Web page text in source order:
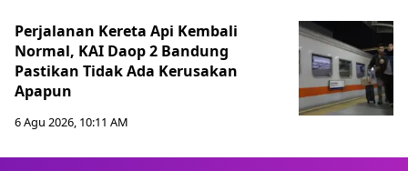
Perjalanan Kereta Api Kembali
Normal, KAI Daop 2 Bandung
Pastikan Tidak Ada Kerusakan
Apapun
6 Agu 2026, 10:11 AM